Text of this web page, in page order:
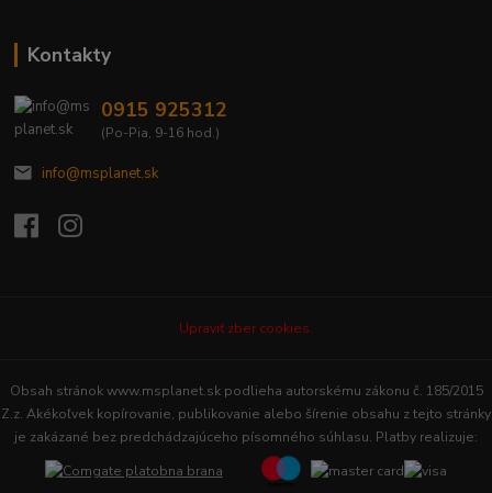
Kontakty
0915 925312
(Po-Pia, 9-16 hod.)
info@msplanet.sk
Upraviť zber cookies.
Obsah stránok www.msplanet.sk podlieha autorskému zákonu č. 185/2015
Z.z. Akékoľvek kopírovanie, publikovanie alebo šírenie obsahu z tejto stránky
je zakázané bez predchádzajúceho písomného súhlasu. Platby realizuje: